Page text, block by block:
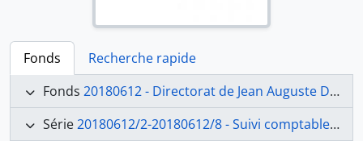
Fonds
Recherche rapide
Fonds 20180612 - Directorat de Jean Auguste Dominique Ingres (1835-1840)
Série20180612/2-20180612/8 - Suivi comptable et financier